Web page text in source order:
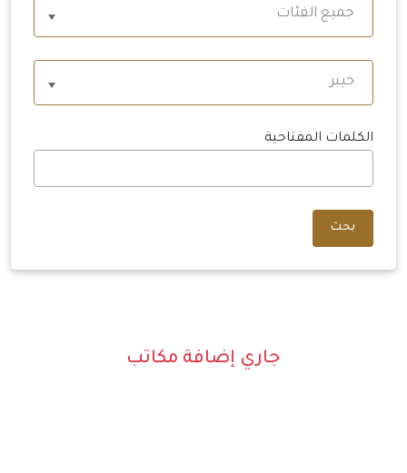
جميع الفئات
خيبر
الكلمات المفتاحية
بحث
جاري إضافة مكاتب